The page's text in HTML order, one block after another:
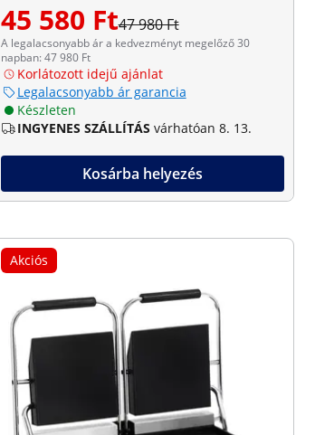
45 580 Ft47 980 Ft
A legalacsonyabb ár a kedvezményt megelőző 30
napban: 47 980 Ft
Korlátozott idejű ajánlat
Legalacsonyabb ár garancia
Készleten
INGYENES SZÁLLÍTÁS várhatóan 8. 13.
Kosárba helyezés
Akciós